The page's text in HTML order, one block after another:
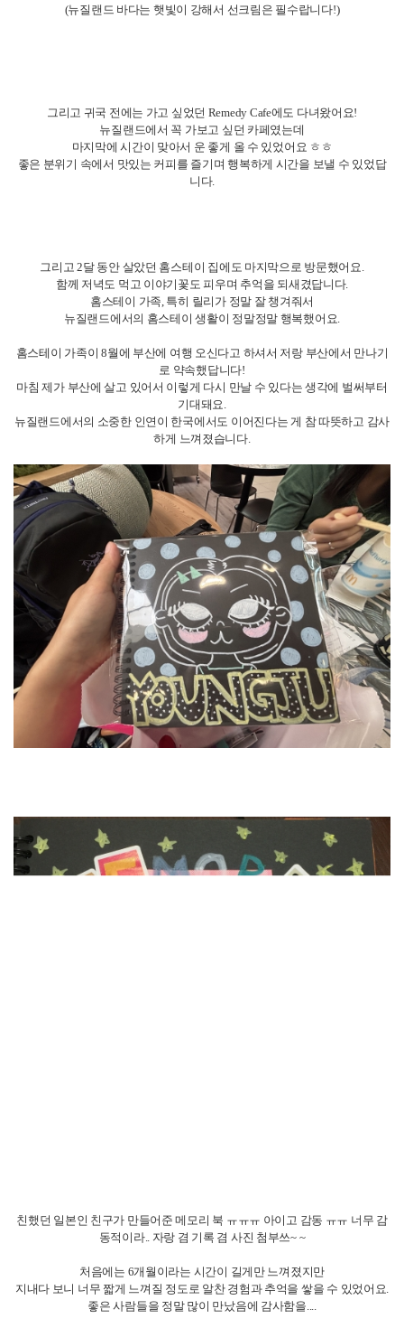
저는 졸업하고 나서 6일 있다가 귀국하는 일정이어서 여유시간이 좀 있었습
우선 저는 여름이 되자마자 (11월 중반~ ) 매주 바다에 갔어요.
뉴질랜드 오클랜드에서는 마음만 먹으면 바다에 갈 수 있으니 (타카푸나, 미
션베이)
진짜 부담없이 수영복은 입고 가고 비치타울 하나 챙겨서 바다에 갔어요!!!!